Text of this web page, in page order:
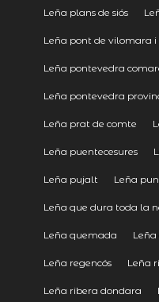
Leña plans de siós
Leña pont de vilomara i
Leña pontevedra
Leña pontevedra
Leña prat de comte
Leña puentecesures
Leña pujalt Leña
Leña que dura toda la
Leña quemada
Leña regencós Leña
Leña ribera dondara